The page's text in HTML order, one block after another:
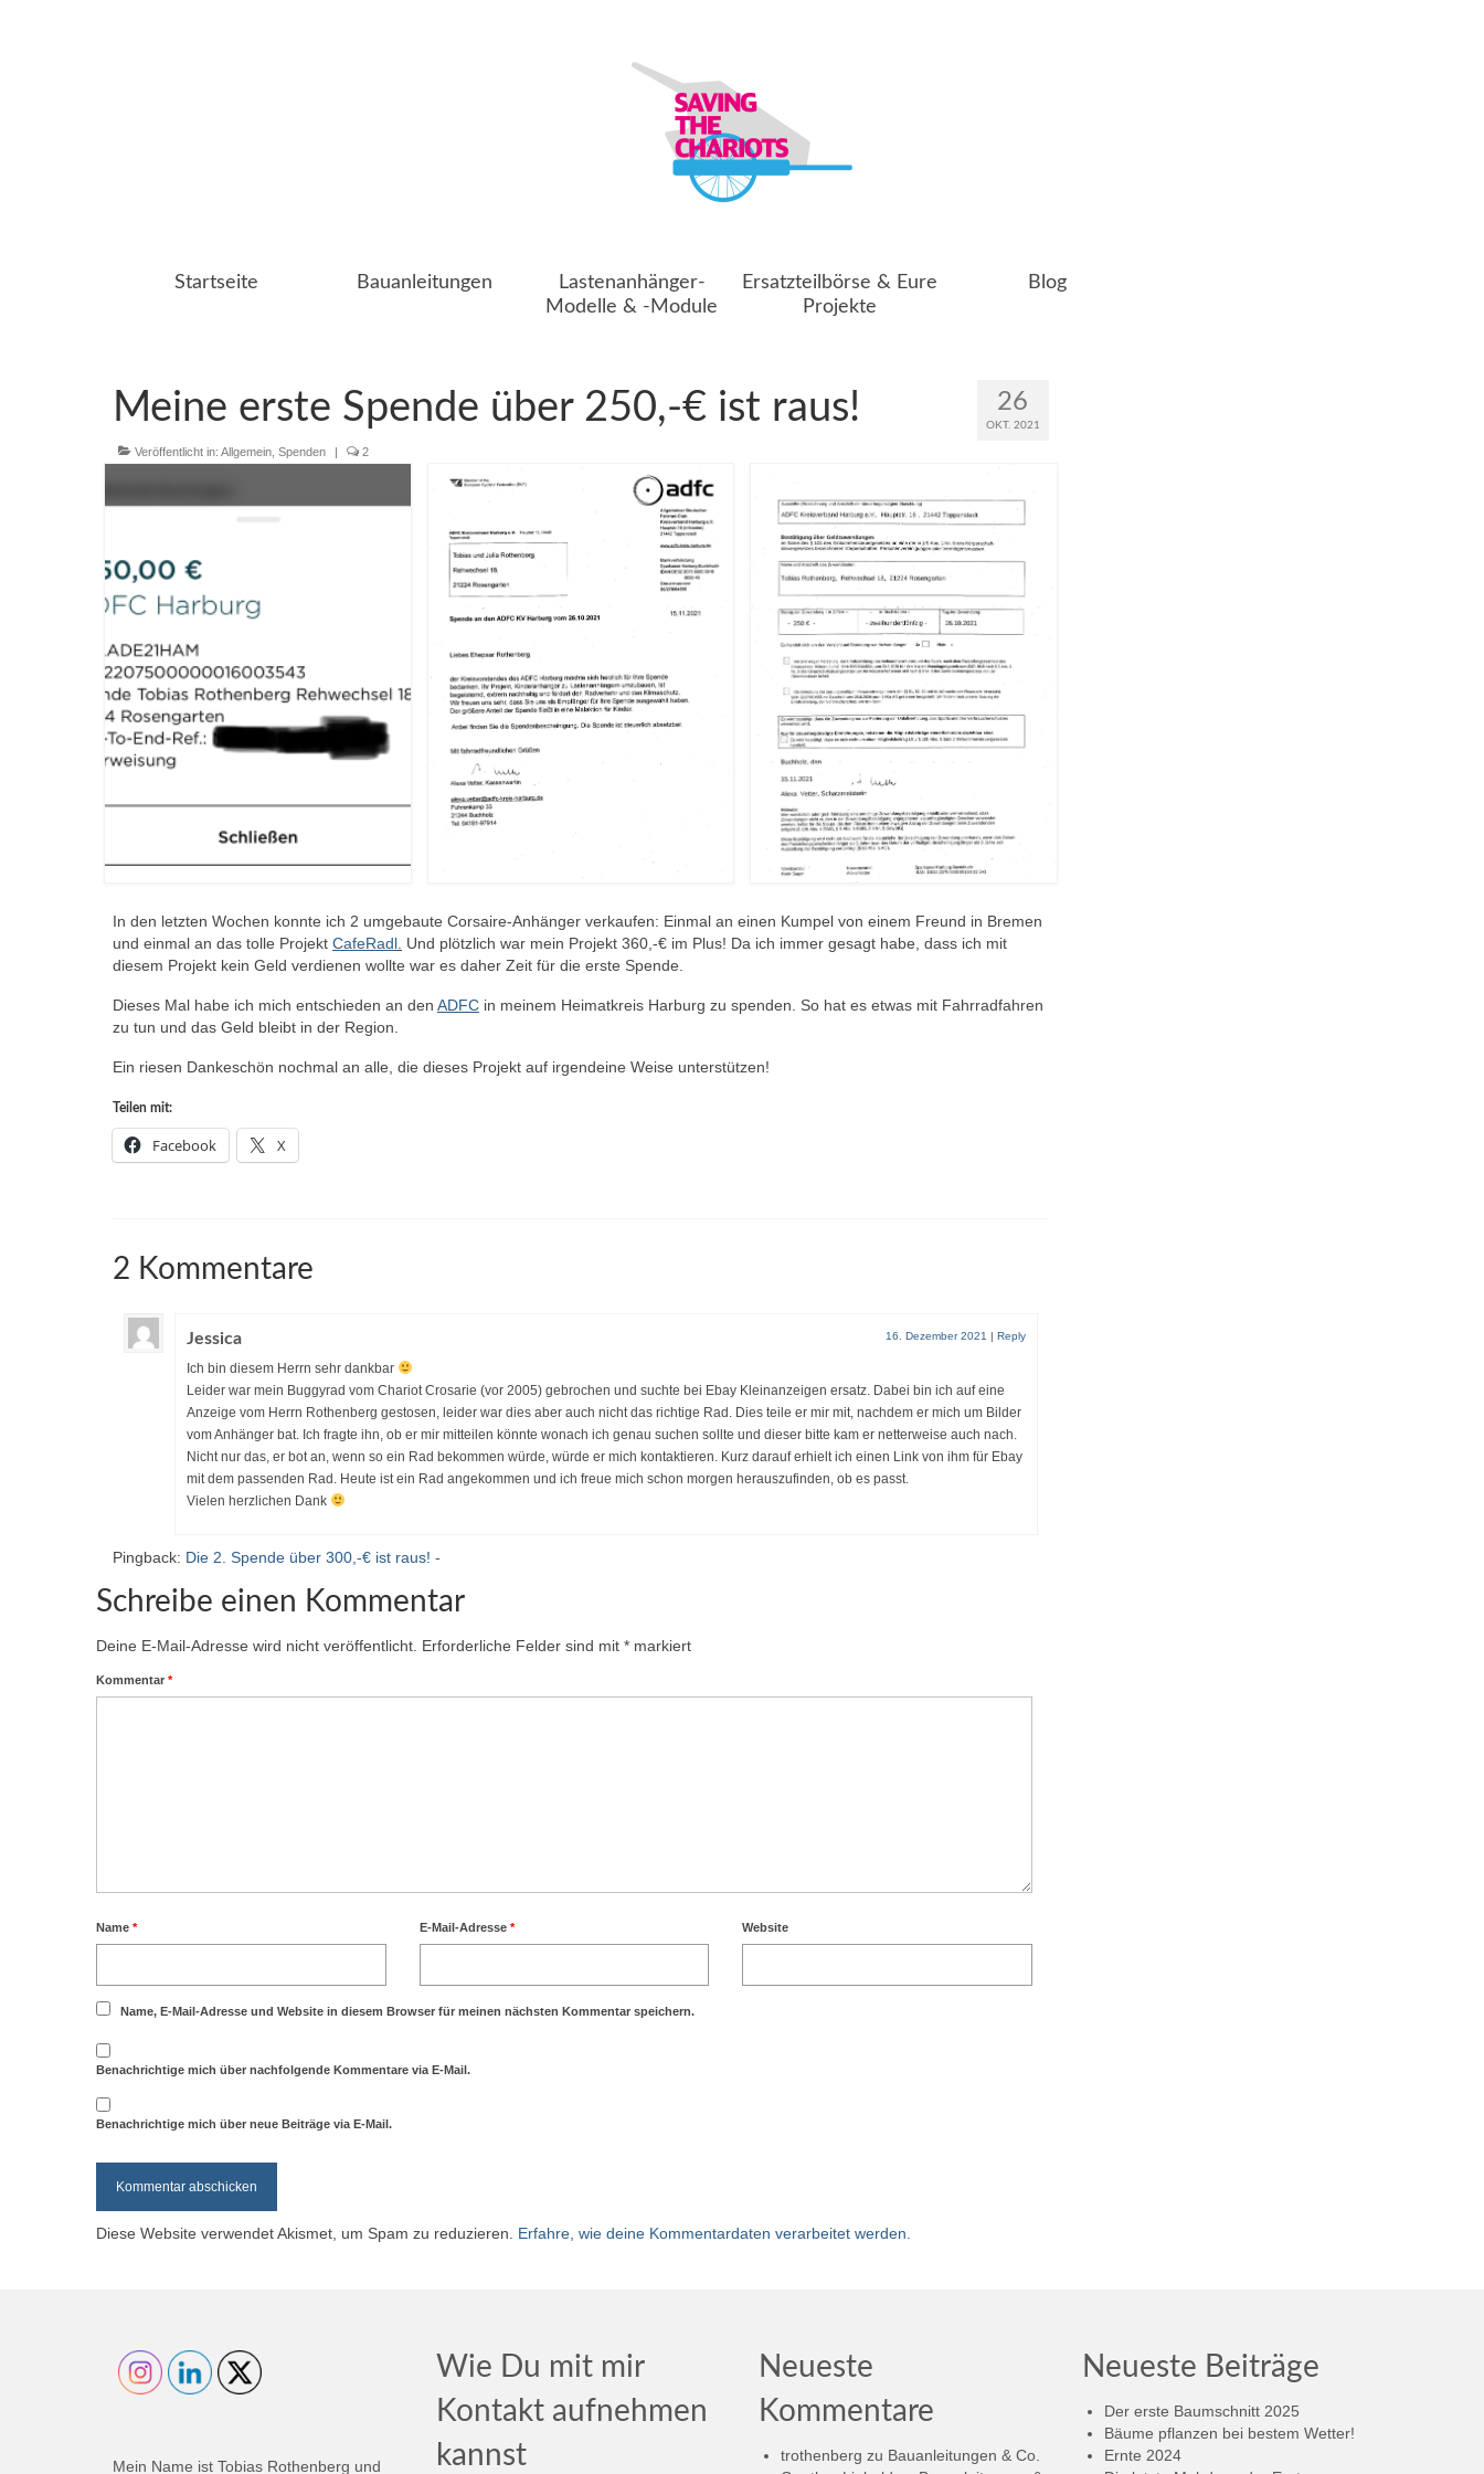
Startseite Bauanleitungen
Lastenanhänger-
Modelle & -Module
Ersatzteilbörse & Eure
Projekte
Blog
26
OKT. 2021
Meine erste Spende über 250,-€ ist raus!
Veröffentlicht in: Allgemein Spenden | 2
In den letzten Wochen konnte ich 2 umgebaute Corsaire-Anhänger verkaufen: Einmal an einen Kumpel von einem Freund in Bremen
und einmal an das tolle Projekt CafeRadl. Und plötzlich war mein Projekt 360,-€ im Plus! Da ich immer gesagt habe, dass ich mit
diesem Projekt kein Geld verdienen wollte war es daher Zeit für die erste Spende.
Dieses Mal habe ich mich entschieden an den ADFC in meinem Heimatkreis Harburg zu spenden. So hat es etwas mit Fahrradfahren
zu tun und das Geld bleibt in der Region.
Ein riesen Dankeschön nochmal an alle, die dieses Projekt auf irgendeine Weise unterstützen!
Teilen mit:
Facebook X
2 Kommentare
Jessica 16. Dezember 2021 | Reply
Ich bin diesem Herrn sehr dankbar
Leider war mein Buggyrad vom Chariot Crosarie (vor 2005) gebrochen und suchte bei Ebay Kleinanzeigen ersatz. Dabei bin ich auf eine
Anzeige vom Herrn Rothenberg gestosen, leider war dies aber auch nicht das richtige Rad. Dies teile er mir mit, nachdem er mich um Bilder
vom Anhänger bat. Ich fragte ihn, ob er mir mitteilen könnte wonach ich genau suchen sollte und dieser bitte kam er netterweise auch nach.
Nicht nur das, er bot an, wenn so ein Rad bekommen würde, würde er mich kontaktieren. Kurz darauf erhielt ich einen Link von ihm für Ebay
mit dem passenden Rad. Heute ist ein Rad angekommen und ich freue mich schon morgen herauszufinden, ob es passt.
Vielen herzlichen Dank
Pingback: Die 2. Spende über 300,-€ ist raus! -
Schreibe einen Kommentar
Deine E-Mail-Adresse wird nicht veröffentlicht. Erforderliche Felder sind mit * markiert
Kommentar *
Name * E-Mail-Adresse * Website
Name, E-Mail-Adresse und Website in diesem Browser für meinen nächsten Kommentar speichern.
Benachrichtige mich über nachfolgende Kommentare via E-Mail.
Benachrichtige mich über neue Beiträge via E-Mail.
Diese Website verwendet Akismet, um Spam zu reduzieren. Erfahre, wie deine Kommentardaten verarbeitet werden.
Mein Name ist Tobias Rothenberg und
Wie Du mit mir
Kontakt aufnehmen
kannst
Neueste
Kommentare
trothenberg zu Bauanleitungen & Co.
Neueste Beiträge
Der erste Baumschnitt 2025
Bäume pflanzen bei bestem Wetter!
Ernte 2024